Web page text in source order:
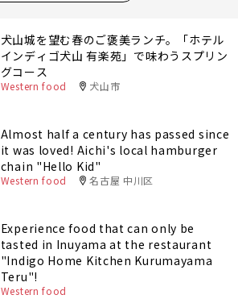
犬山城を望む春のご褒美ランチ。「ホテル
インディゴ犬山 有楽苑」で味わうスプリン
グコース
Western food 犬山市
Almost half a century has passed since
it was loved! Aichi's local hamburger
chain "Hello Kid"
Western food 名古屋 中川区
Experience food that can only be
tasted in Inuyama at the restaurant
"Indigo Home Kitchen Kurumayama
Teru"!
Western food